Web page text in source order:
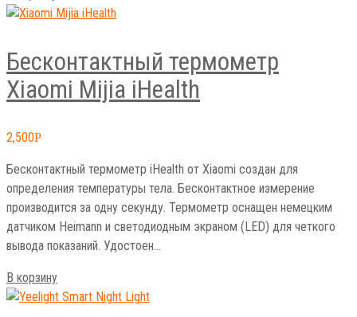
Беcконтактный термометр
Xiaomi Mijia iHealth
2,500Р
Бесконтактный термометр iHealth от Xiaomi создан для
определения температуры тела. Бесконтактное измерение
производится за одну секунду. Термометр оснащен немецким
датчиком Heimann и светодиодным экраном (LED) для четкого
вывода показаний. Удостоен…
В корзину